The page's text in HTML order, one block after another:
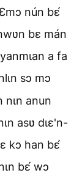
nún bɛ́
bɛ mán
a fa
sɔ mɔ
nɩn anun
asʋ dɩɛ'n-
kɔ han bɛ́
bɛ́ wɔ